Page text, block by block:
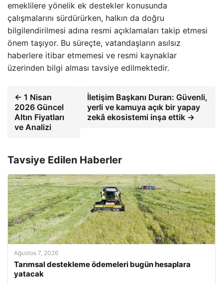
emeklilere yönelik ek destekler konusunda
çalışmalarını sürdürürken, halkın da doğru
bilgilendirilmesi adına resmi açıklamaları takip etmesi
önem taşıyor. Bu süreçte, vatandaşların asılsız
haberlere itibar etmemesi ve resmi kaynaklar
üzerinden bilgi alması tavsiye edilmektedir.
← 1 Nisan
2026 Güncel
Altın Fiyatları
ve Analizi
İletişim Başkanı Duran: Güvenli,
yerli ve kamuya açık bir yapay
zekâ ekosistemi inşa ettik →
Tavsiye Edilen Haberler
Ağustos 7, 2026
Tarımsal destekleme ödemeleri bugün hesaplara
yatacak